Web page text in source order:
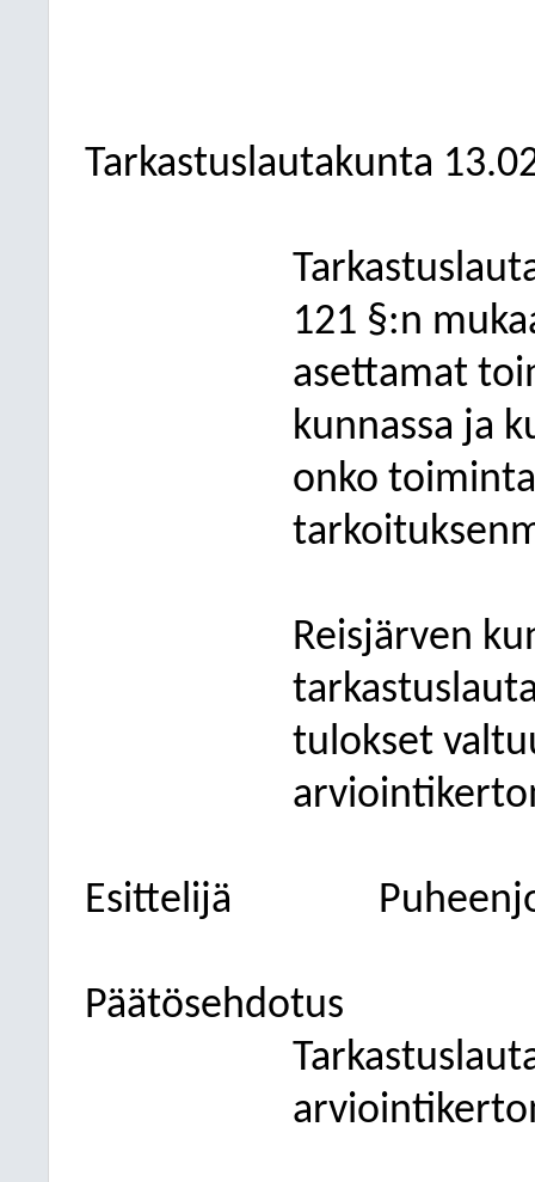
Tarkastuslautakunta
121 §:n
asettamat
kunnassa ja
onko
Reisjärven
tulokset
Esittelijä
Päätösehdotus